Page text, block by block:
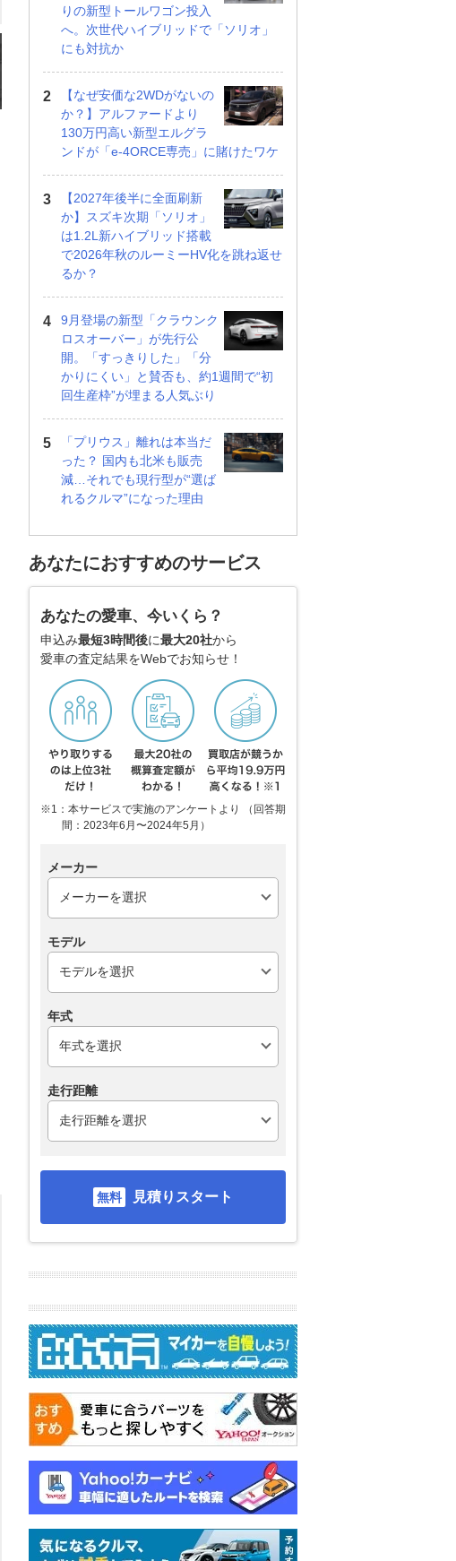
りの新型トールワゴン投入
へ。次世代ハイブリッドで「ソリオ」
にも対抗か
【なぜ安価な2WDがないの
か？】アルファードより
130万円高い新型エルグラ
ンドが「e-4ORCE専売」に賭けたワケ
【2027年後半に全面刷新
か】スズキ次期「ソリオ」
は1.2L新ハイブリッド搭載
で2026年秋のルーミーHV化を跳ね返せ
るか？
9月登場の新型「クラウンク
ロスオーバー」が先行公
開。「すっきりした」「分
かりにくい」と賛否も、約1週間で“初
回生産枠”が埋まる人気ぶり
「プリウス」離れは本当だ
った？ 国内も北米も販売
減…それでも現行型が“選ば
れるクルマ”になった理由
あなたにおすすめのサービス
あなたの愛車、今いくら？
申込み最短3時間後に最大20社から
愛車の査定結果をWebでお知らせ！
※1：本サービスで実施のアンケートより （回答期
間：2023年6月〜2024年5月）
メーカー
モデル
年式
走行距離
見積りスタート